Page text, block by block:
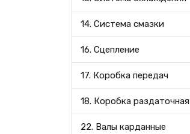
14. Система смазки
16. Сцепление
17. Коробка передач
18. Коробка раздаточная
22. Валы карданные